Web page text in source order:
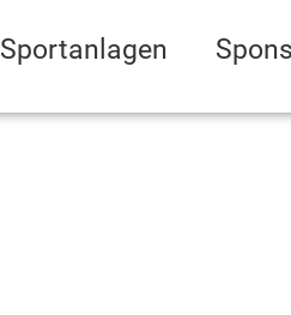
Sportanlagen